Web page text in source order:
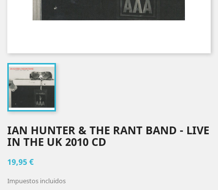
IAN HUNTER & THE RANT BAND - LIVE
IN THE UK 2010 CD
19,95 €
Impuestos incluidos